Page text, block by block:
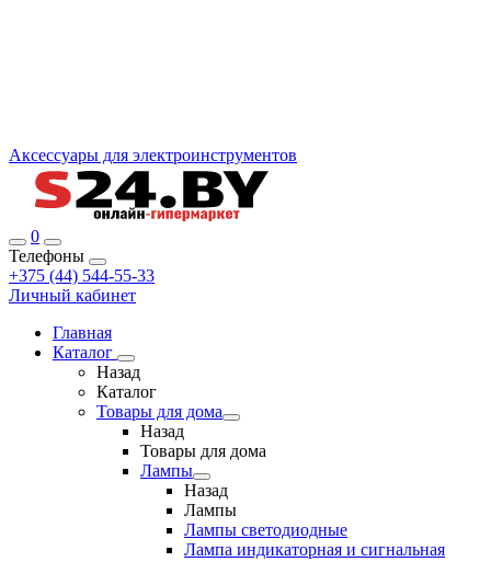
Аксессуары для электроинструментов
0
Телефоны
+375 (44) 544-55-33
Личный кабинет
Главная
Каталог
Назад
Каталог
Товары для дома
Назад
Товары для дома
Лампы
Назад
Лампы
Лампы светодиодные
Лампа индикаторная и сигнальная